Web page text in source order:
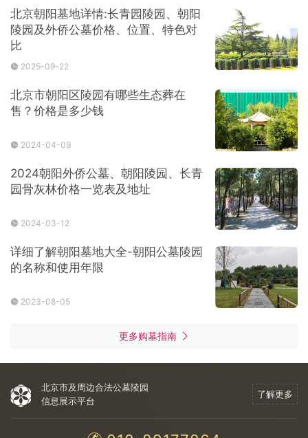
北京朝阳墓地详情:长青园陵园、朝阳
陵园及外侨公墓价格、位置、特色对
比
2025-09-22
北京市朝阳区陵园有哪些生态葬在
售？价格是多少钱
2024-04-09
2024朝阳外侨公墓、朝阳陵园、长青
园骨灰林价格一览表及地址
2024-03-12
详细了解朝阳墓地大全-朝阳公墓陵园
的名称和使用年限
2023-08-05
更多购墓指南
北京市及周边合法公墓陵园
信息展示平台
了解更多